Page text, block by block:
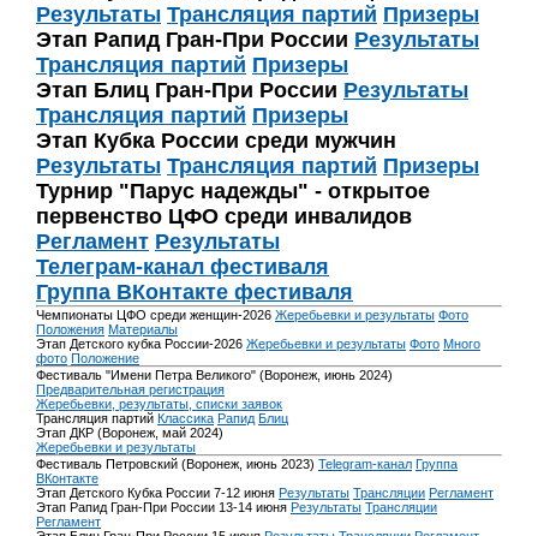
Результаты Трансляция партий Призеры
Этап Рапид Гран-При России Результаты
Трансляция партий Призеры
Этап Блиц Гран-При России Результаты
Трансляция партий Призеры
Этап Кубка России среди мужчин
Результаты Трансляция партий Призеры
Турнир "Парус надежды" - открытое
первенство ЦФО среди инвалидов
Регламент Результаты
Телеграм-канал фестиваля
Группа ВКонтакте фестиваля
Чемпионаты ЦФО среди женщин-2026 Жеребьевки и результаты Фото
Положения Материалы
Этап Детского кубка России-2026 Жеребьевки и результаты Фото Много
фото Положение
Фестиваль "Имени Петра Великого" (Воронеж, июнь 2024)
Предварительная регистрация
Жеребьевки, результаты, списки заявок
Трансляция партий Классика Рапид Блиц
Этап ДКР (Воронеж, май 2024)
Жеребьевки и результаты
Фестиваль Петровский (Воронеж, июнь 2023) Telegram-канал Группа
ВКонтакте
Этап Детского Кубка России 7-12 июня Результаты Трансляции Регламент
Этап Рапид Гран-При России 13-14 июня Результаты Трансляции
Регламент